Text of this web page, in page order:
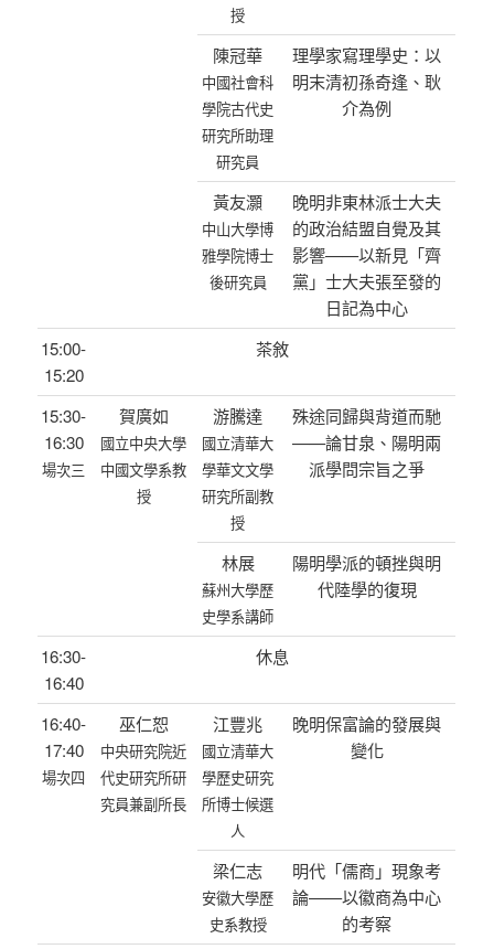
授
陳冠華
中國社會科
學院古代史
研究所助理
研究員
理學家寫理學史：以
明末清初孫奇逢、耿
介為例
黃友灝
中山大學博
雅學院博士
後研究員
晚明非東林派士大夫
的政治結盟自覺及其
影響——以新見「齊
黨」士大夫張至發的
日記為中心
15:00-
15:20
茶敘
15:30-
16:30
場次三
賀廣如
國立中央大學
中國文學系教
授
游騰達
國立清華大
學華文文學
研究所副教
授
殊途同歸與背道而馳
——論甘泉、陽明兩
派學問宗旨之爭
林展
蘇州大學歷
史學系講師
陽明學派的頓挫與明
代陸學的復現
16:30-
16:40
休息
16:40-
17:40
場次四
巫仁恕
中央研究院近
代史研究所研
究員兼副所長
江豐兆
國立清華大
學歷史研究
所博士候選
人
晚明保富論的發展與
變化
梁仁志
安徽大學歷
史系教授
明代「儒商」現象考
論——以徽商為中心
的考察